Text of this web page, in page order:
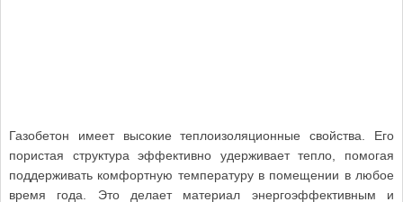
Газобетон имеет высокие теплоизоляционные свойства. Его
пористая структура эффективно удерживает тепло, помогая
поддерживать комфортную температуру в помещении в любое
время года. Это делает материал энергоэффективным и